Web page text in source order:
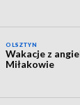
OLSZTYN
Wakacje z
Miłakowie